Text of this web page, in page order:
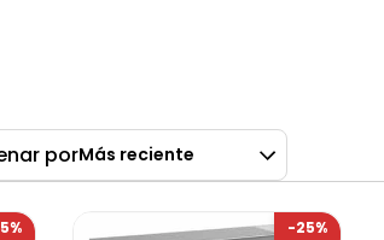
porMás reciente
-25%